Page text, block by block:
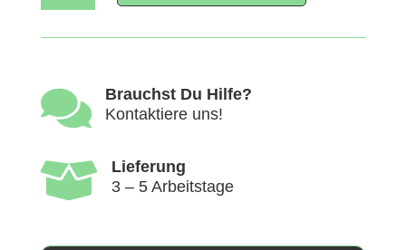
XL

Brauchst Du Hilfe?
Kontaktiere uns!

Lieferung
3 – 5 Arbeitstage